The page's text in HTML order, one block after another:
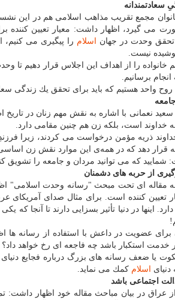
سعادتمندانه
مجمع تقریب مذاهب اسلامی هم در این
می گیرد، اظهار داشت: معیار تعیین كننده
وحدت در جهان
اسلام را پیگیری می كنیم،
نیست.
خانواده را از اهداف این اجلاس قرار دهیم تا
برسانیم.
واحد هستیم كه باید برای تحقق یك زندگی
سعید نعمانی با اشاره به نقش مهم زنان در
خداوند است، بلكه زن هم چنین مقامی دارد.
خداوند ذریه مؤمن درخواست می كردند، زیرا
قرار دهد كه در همه‌ی این موارد نقش زن
كه می توانید مردان و جامعه را تشویق
از حربه های دشمنان
مقاله ای تحت مبحث "رسانه وحدت اسلامی"
۲۱ هزار كارمند دارد. اینها در دنیا تأثیر بسزایی
برای عضویت در داعش با استفاده از رسانه ها
استكبار باشد چه فاجعه ای رخ خواهد داد؟
یا ضعف رسانه های بزرگ درباره فجایع دنیای
اسلام كمك می نماید.
اجتماعی باشد
عراق در بیان مباحث مقاله خود اظهار داشت: